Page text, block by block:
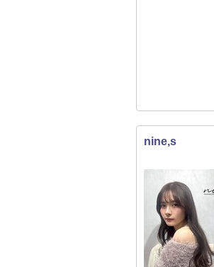
nine,s